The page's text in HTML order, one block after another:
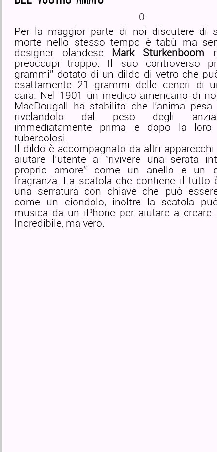
0
Per la maggior parte di noi discutere di
morte nello stesso tempo è tabù ma
designer olandese Mark Sturkenboom
preoccupi troppo. Il suo controverso
grammi” dotato di un dildo di vetro che
esattamente 21 grammi delle ceneri di
cara. Nel 1901 un medico americano di
MacDougall ha stabilito che l’anima
rivelandolo dal peso degli
immediatamente prima e dopo la
tubercolosi.
Il dildo è accompagnato da altri
aiutare l’utente a ”rivivere una serata
proprio amore” come un anello e un
fragranza. La scatola che contiene il tutto
una serratura con chiave che può
come un ciondolo, inoltre la scatola
musica da un iPhone per aiutare a creare
Incredibile, ma vero.